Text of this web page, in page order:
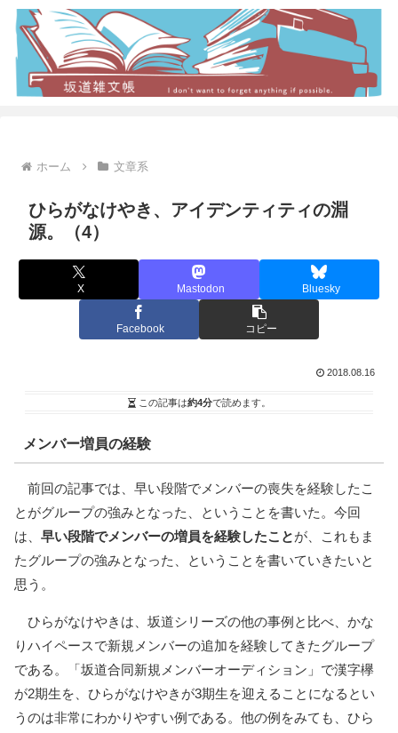
ホーム 文章系
ひらがなけやき、アイデンティティの淵
源。（4）
X Mastodon Bluesky
Facebook コピー
2018.08.16
この記事は約4分で読めます。
メンバー増員の経験
前回の記事では、早い段階でメンバーの喪失を経験したこ
とがグループの強みとなった、ということを書いた。今回
は、 早い段階でメンバーの増員を経験したことが、これもま
たグループの強みとなった、ということを書いていきたいと
思う。
ひらがなけやきは、坂道シリーズの他の事例と比べ、かな
りハイペースで新規メンバーの追加を経験してきたグループ
である。「坂道合同新規メンバーオーディション」で漢字欅
が2期生を、ひらがなけやきが3期生を迎えることになるとい
うのは非常にわかりやすい例である。他の例をみても、ひら